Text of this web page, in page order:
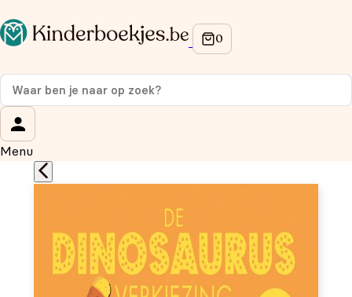
Menu
Op de hoogte blijven van onze acties?
Meld je aan voor onze nieuwsbrief en ontvang
korting
Wat is je voornaam?
Wat is je e-mailadres?*
Aanmelden
We gebruiken je gegevens om contact op te nemen, in
overeenstemming met onsprivacybeleid.